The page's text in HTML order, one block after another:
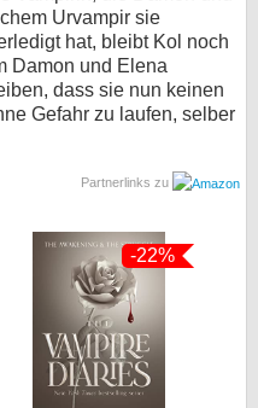
Urvampir sie
hat, bleibt Kol noch
Damon und Elena
dass sie nun keinen
Gefahr zu laufen, selber
Partnerlinks zu
-22%